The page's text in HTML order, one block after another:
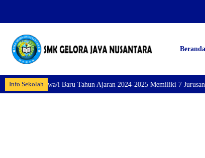
Beranda
Info Sekolah
Siswa/i Baru Tahun Ajaran 2024-2025 Memiliki 7 Jurusan